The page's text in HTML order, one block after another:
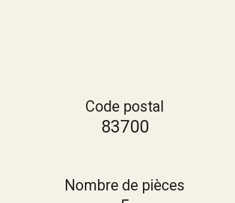
Code postal
83700
Nombre de pièces